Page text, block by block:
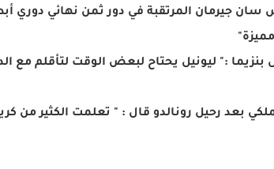
سان جيرمان المرتقبة في دور ثمن نهائي دوري
:" ليونيل يحتاح لبعض الوقت لتأقلم مع
بعد رحيل رونالدو قال : " تعلمت الكثير من